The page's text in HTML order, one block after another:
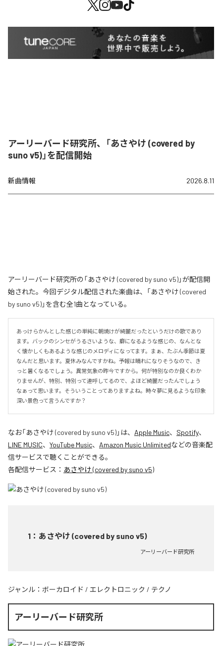
アーリーバード研究所、「あさやけ (covered by
suno v5)」を配信開始
新曲情報 2026.8.11
アーリーバード研究所の「あさやけ (covered by suno v5)」が配信開
始された。今回デジタル配信された楽曲は、「あさやけ (covered
by suno v5)」を含む全1曲となっている。
あっけらかんとした感じの単純に朝焼けが綺麗だったというだけの歌であり
ます。バックのシンセがうるさいような、癖になるような感じの、なんとな
く懐かしくもあるような感じのメロディになってます。まぁ、たぶん季節は夏
なんだと思います。夏休みなんですかね。予報は晴れになりそうなので、き
っと暑くなるでしょう。異常気象の昨今ですから。何が特別なのか良くわか
りませんが、特別、特別って連呼してるので、よほど綺麗だったんでしょう
なぁって思います。そういうことってありますよね。時々夢に見るような印象
深い景色って言うんですか？
なお「あさやけ (covered by suno v5)」は、 Apple Music、 Spotify、
LINE MUSIC、 YouTube Music、 Amazon Music Unlimitedなどの音楽配
信サービスで聴くことができる。
各配信サービス： あさやけ (covered by suno v5)
1 ： あさやけ (covered by suno v5)
アーリーバード研究所
ジャンル： ボーカロイド / エレクトロニック / テクノ
アーリーバード研究所